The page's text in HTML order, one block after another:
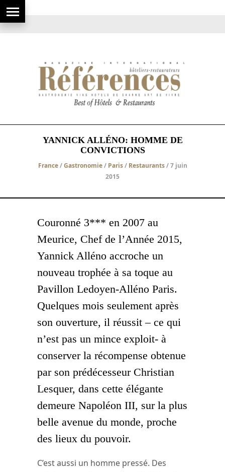
YANNICK ALLÉNO: HOMME DE
CONVICTIONS
France/Gastronomie/ Paris/ Restaurants/ 7 juin
2015
Couronné 3*** en 2007 au
Meurice, Chef de l’Année 2015,
Yannick Alléno accroche un
nouveau trophée à sa toque au
Pavillon Ledoyen-Alléno Paris.
Quelques mois seulement après
son ouverture, il réussit – ce qui
n’est pas un mince exploit- à
conserver la récompense obtenue
par son prédécesseur Christian
Lesquer, dans cette élégante
demeure Napoléon III, sur la plus
belle avenue du monde, proche
des lieux du pouvoir.
C’est aussi un homme pressé. Des